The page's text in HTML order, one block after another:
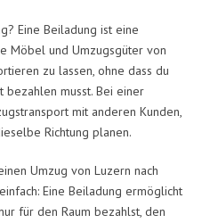
Eine Beiladung ist eine
Möbel und Umzugsgüter von
zu lassen, ohne dass du
bezahlen musst. Bei einer
mit anderen Kunden,
Richtung planen.
Umzug von Luzern nach
Eine Beiladung ermöglicht
für den Raum bezahlst, den